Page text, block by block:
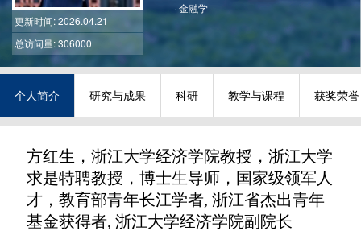
更新时间: 2026.04.21
总访问量: 306000
·金融学
个人简介 研究与成果 科研 教学与课程 获奖荣誉
方红生，浙江大学经济学院教授，浙江大学
求是特聘教授，博士生导师，国家级领军人
才，教育部青年长江学者, 浙江省杰出青年
基金获得者, 浙江大学经济学院副院长